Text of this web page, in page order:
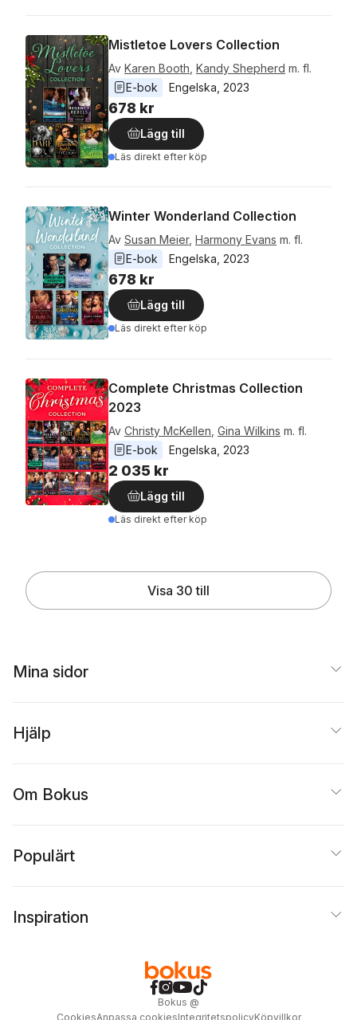
Mistletoe Lovers Collection
Av Karen Booth Kandy Shepherd m. fl.
E-bok
Engelska 2023
678 kr
Lägg till
Läs direkt efter köp
Winter Wonderland Collection
Av Susan Meier, Harmony Evans m. fl.
E-bok
Engelska 2023
678 kr
Lägg till
Läs direkt efter köp
Complete Christmas Collection
2023
Av Christy McKellen Gina Wilkins m. fl.
E-bok
Engelska 2023
2 035 kr
Lägg till
Läs direkt efter köp
Visa 30 till
Mina sidor
Hjälp
Om Bokus
Populärt
Inspiration
Bokus @
CookiesAnpassa cookiesIntegritetspolicyKöpvillkor